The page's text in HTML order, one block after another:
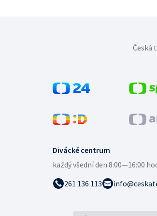
Divácké centrum
každý všední den:8:00—16:00
261 136 113
Česká